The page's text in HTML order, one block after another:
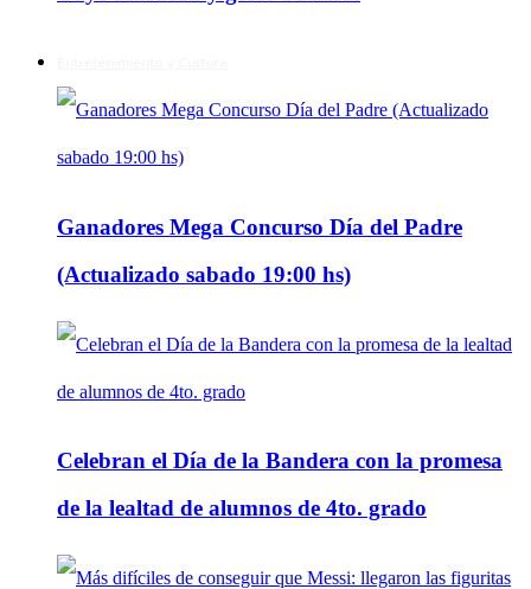
Ganadores Mega Concurso Día del Padre
(Actualizado sabado 19:00 hs)
Celebran el Día de la Bandera con la promesa
de la lealtad de alumnos de 4to. grado